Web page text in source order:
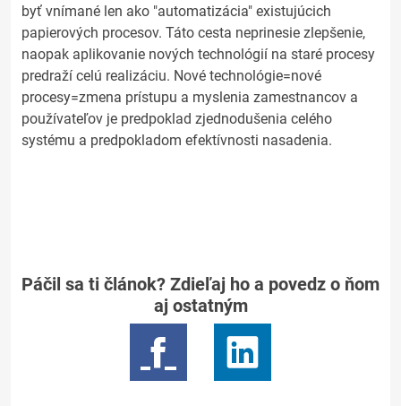
byť vnímané len ako "automatizácia" existujúcich
papierových procesov. Táto cesta neprinesie zlepšenie,
naopak aplikovanie nových technológií na staré procesy
predraží celú realizáciu. Nové technológie=nové
procesy=zmena prístupu a myslenia zamestnancov a
používateľov je predpoklad zjednodušenia celého
systému a predpokladom efektívnosti nasadenia.
Páčil sa ti článok? Zdieľaj ho a povedz o ňom
aj ostatným